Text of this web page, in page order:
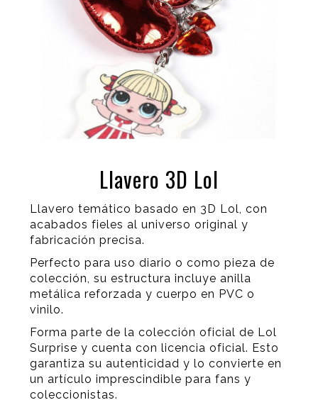
Llavero 3D Lol
Llavero temático basado en 3D Lol, con
acabados fieles al universo original y
fabricación precisa.
Perfecto para uso diario o como pieza de
colección, su estructura incluye anilla
metálica reforzada y cuerpo en PVC o
vinilo.
Forma parte de la colección oficial de Lol
Surprise y cuenta con licencia oficial. Esto
garantiza su autenticidad y lo convierte en
un artículo imprescindible para fans y
coleccionistas.